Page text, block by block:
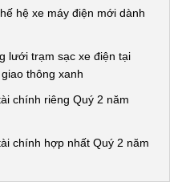
hệ xe máy điện mới dành
lưới trạm sạc xe điện tại
thông xanh
chính riêng Quý 2 năm
chính hợp nhất Quý 2 năm